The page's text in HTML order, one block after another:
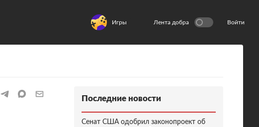
Игры Лента добра Войти
Последние новости
Сенат США одобрил законопроект об